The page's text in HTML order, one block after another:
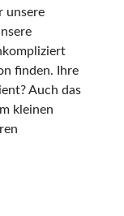
unsere
finden. Ihre
Auch das
kleinen